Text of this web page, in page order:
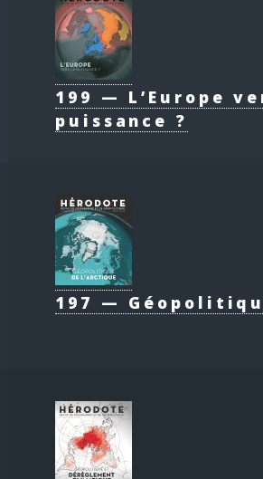
199 — L’Europe
puissance ?
197 —